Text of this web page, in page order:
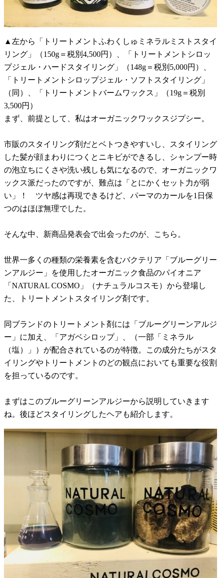
▲左から「トリートメントふわくしゅミネラルミストスタイ
リング」（150g＝税別4,500円）、「トリートメントシロッ
プジェル・ハードスタイリング」（148g＝税別5,000円）、
「トリートメントシロップジェル・ソフトスタイリング」
（同）、「トリートメントバームワックス」（19g＝税別
3,500円）
まず、前提として、私はオーガニックワックスジプシー。
市販のスタイリング剤だとベトつきやすいし、スタイリング
した髪が顔まわりにつくとニキビができるし、シャンプー時
の泡立ちにくさや洗い残しも気になるので、オーガニックワ
ックス派だったのですが、難点は「とにかくセット力が弱
い」！ ツヤ感は再現できるけど、パーマのカールを1日保
つのはほぼ無理でした。
そんな中、新商品発表会で出会ったのが、こちら。
世界一多くの種類の栄養素を含むバクテリア「ブルーグリー
ンアルジー」を使用したオーガニック食品のパイオニア
「NATURAL COSMO」（ナチュラルコスモ）から登場し
た、トリートメントスタイリング剤です。
同ブランドのトリートメント剤には「ブルーグリーンアルジ
ー」に加え、「アガベシロップ」、（一部「ミネラル
（塩）」）が配合されているのが特徴。この成分たちがスタ
イリングやトリートメントのどの観点においても重要な役割
を担っているのです。
まずはこのブルーグリーンアルジーから説明していきます
ね。後ほどスタイリングしたヘアも紹介します。